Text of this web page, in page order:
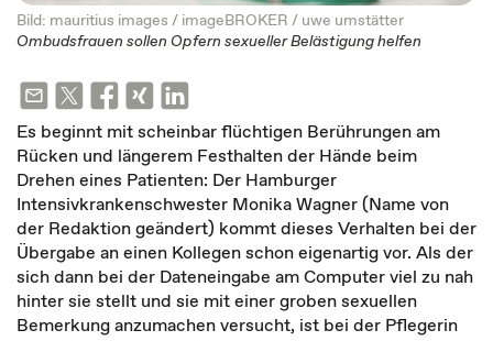
Bild: mauritius images / imageBROKER / uwe umstätter
Ombudsfrauen sollen Opfern sexueller Belästigung helfen
Es beginnt mit scheinbar flüchtigen Berührungen am
Rücken und längerem Festhalten der Hände beim
Drehen eines Patienten: Der Hamburger
Intensivkrankenschwester Monika Wagner (Name von
der Redaktion geändert) kommt dieses Verhalten bei der
Übergabe an einen Kollegen schon eigenartig vor. Als der
sich dann bei der Dateneingabe am Computer viel zu nah
hinter sie stellt und sie mit einer groben sexuellen
Bemerkung anzumachen versucht, ist bei der Pflegerin